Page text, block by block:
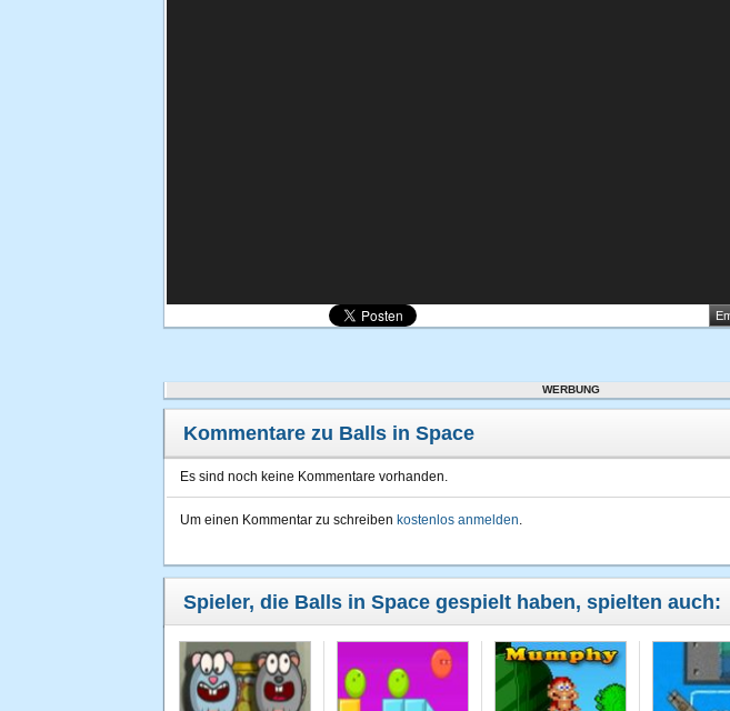
WERBUNG
Kommentare zu Balls in Space
Es sind noch keine Kommentare vorhanden.
Um einen Kommentar zu schreiben kostenlos anmelden.
Spieler, die Balls in Space gespielt haben, spielten auch: